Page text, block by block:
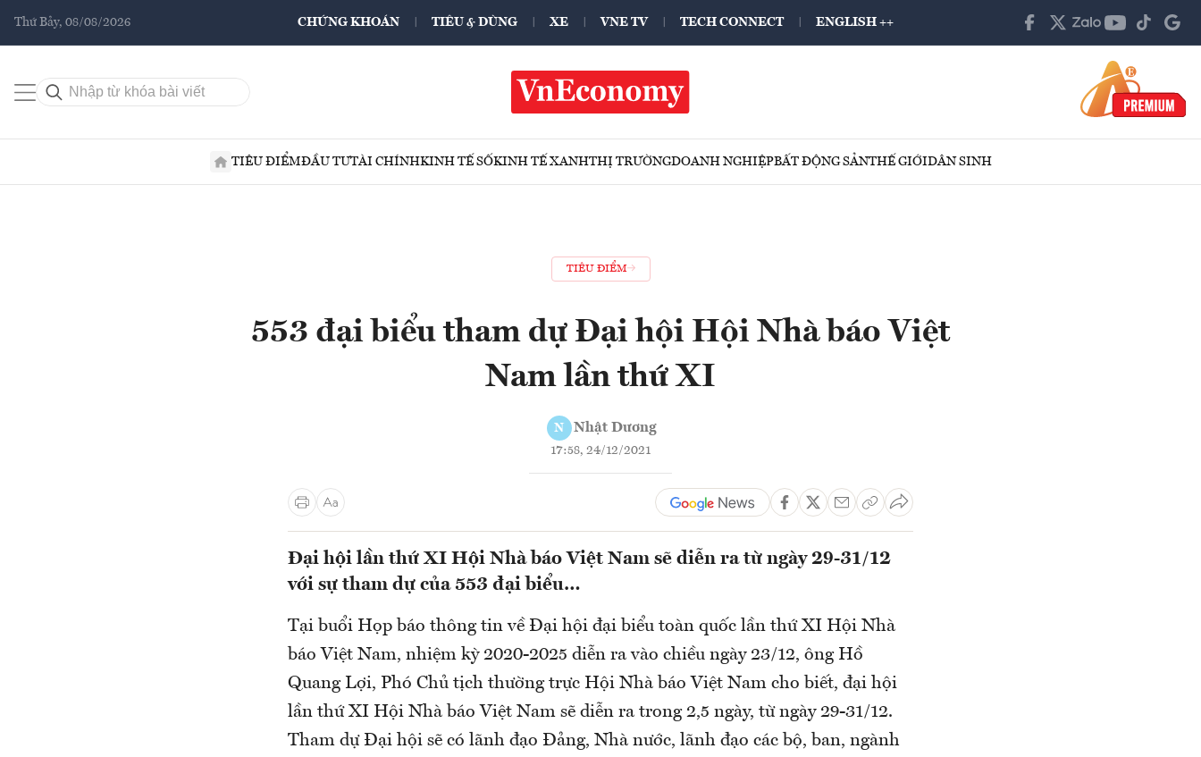
Thứ Bảy, 08/08/2026 CHỨNG KHOÁN TIÊU & DÙNG XE VNE TV TECH CONNECT ENGLISH ++
TIÊU ĐIỂMĐẦU TƯTÀI CHÍNHKINH TẾ SỐKINH TẾ XANHTHỊ TRƯỜNGDOANH NGHIỆPBẤT ĐỘNG SẢNTHẾ GIỚIDÂN SINH
TIÊU ĐIỂM
553 đại biểu tham dự Đại hội Hội Nhà báo Việt
Nam lần thứ XI
N Nhật Dương
17:58, 24/12/2021
Đại hội lần thứ XI Hội Nhà báo Việt Nam sẽ diễn ra từ ngày 29-31/12
với sự tham dự của 553 đại biểu…
Tại buổi Họp báo thông tin về Đại hội đại biểu toàn quốc lần thứ XI Hội Nhà
báo Việt Nam, nhiệm kỳ 2020-2025 diễn ra vào chiều ngày 23/12, ông Hồ
Quang Lợi, Phó Chủ tịch thường trực Hội Nhà báo Việt Nam cho biết, đại hội
lần thứ XI Hội Nhà báo Việt Nam sẽ diễn ra trong 2,5 ngày, từ ngày 29-31/12.
Tham dự Đại hội sẽ có lãnh đạo Đảng, Nhà nước, lãnh đạo các bộ, ban, ngành